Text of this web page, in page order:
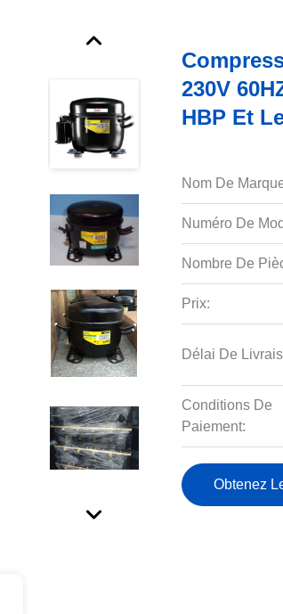
230V
HBP Et
Nom De
Numéro De
Nombre De
Prix:
Délai De
Conditions De
Paiement:
Obtenez